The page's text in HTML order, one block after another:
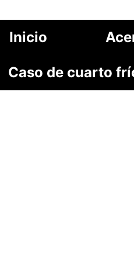
Inicio
Caso de cuarto